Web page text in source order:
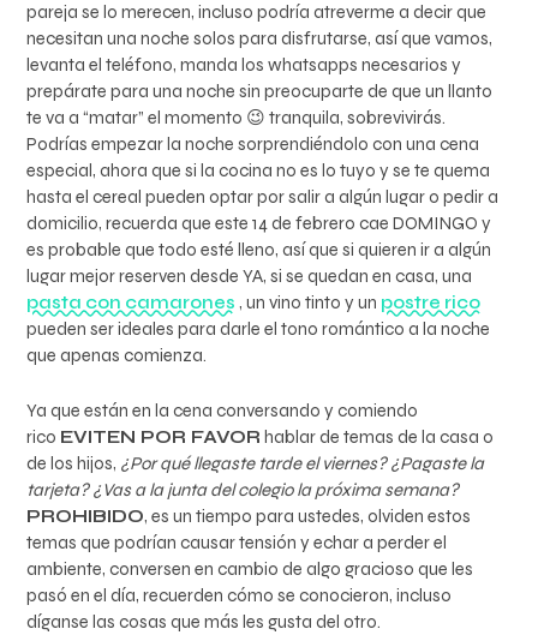
pareja se lo merecen, incluso podría atreverme a decir que
necesitan una noche solos para disfrutarse, así que vamos,
levanta el teléfono, manda los whatsapps necesarios y
prepárate para una noche sin preocuparte de que un llanto
te va a “matar” el momento 😉 tranquila, sobrevivirás.
Podrías empezar la noche sorprendiéndolo con una cena
especial, ahora que si la cocina no es lo tuyo y se te quema
hasta el cereal pueden optar por salir a algún lugar o pedir a
domicilio, recuerda que este 14 de febrero cae DOMINGO y
es probable que todo esté lleno, así que si quieren ir a algún
lugar mejor reserven desde YA, si se quedan en casa, una
pasta con camarones , un vino tinto y un postre rico
pueden ser ideales para darle el tono romántico a la noche
que apenas comienza.
Ya que están en la cena conversando y comiendo
rico EVITEN POR FAVOR hablar de temas de la casa o
de los hijos, ¿Por qué llegaste tarde el viernes? ¿Pagaste la
tarjeta? ¿Vas a la junta del colegio la próxima semana?
PROHIBIDO, es un tiempo para ustedes, olviden estos
temas que podrían causar tensión y echar a perder el
ambiente, conversen en cambio de algo gracioso que les
pasó en el día, recuerden cómo se conocieron, incluso
díganse las cosas que más les gusta del otro.